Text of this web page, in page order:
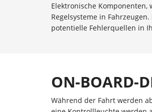
Elektronische
Regelsysteme in
potentielle Fehlerquellen in
ON-BOARD-
Während der Fahrt werden